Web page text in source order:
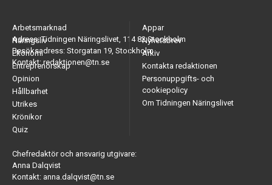
Adress: Tidningen Näringslivet, 114 82 Stockholm
Besöksadress: Storgatan 19, Stockholm
Kontakt: redaktionen@tn.se
Arbetsmarknad
Näringsliv
Ekonomi
Entreprenörskap
Opinion
Hållbarhet
Utrikes
Krönikor
Quiz
Appar
Nyhetsbrev
Arkiv
Kontakta redaktionen
Personuppgifts- och
cookiepolicy
Om Tidningen Näringslivet
Chefredaktör och ansvarig utgivare:
Anna Dalqvist
Kontakt: anna.dalqvist@tn.se